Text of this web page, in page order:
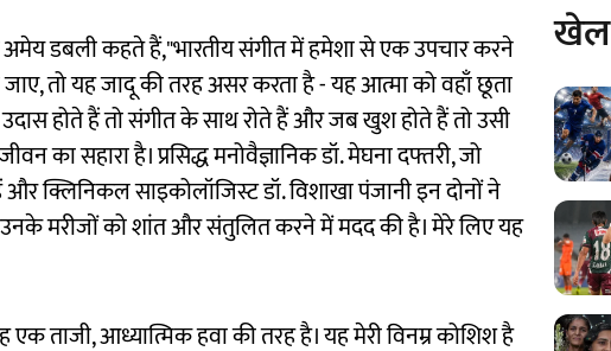
डबली कहते हैं,"भारतीय संगीत में हमेशा से एक उपचार करने
तो यह जादू की तरह असर करता है - यह आत्मा को वहाँ छूता
होते हैं तो संगीत के साथ रोते हैं और जब खुश होते हैं तो उसी
का सहारा है। प्रसिद्ध मनोवैज्ञानिक डॉ. मेघना दफ्तरी, जो
क्लिनिकल साइकोलॉजिस्ट डॉ. विशाखा पंजानी इन दोनों ने
उनके मरीजों को शांत और संतुलित करने में मदद की है। मेरे लिए यह
ताजी, आध्यात्मिक हवा की तरह है। यह मेरी विनम्र कोशिश है
खेल